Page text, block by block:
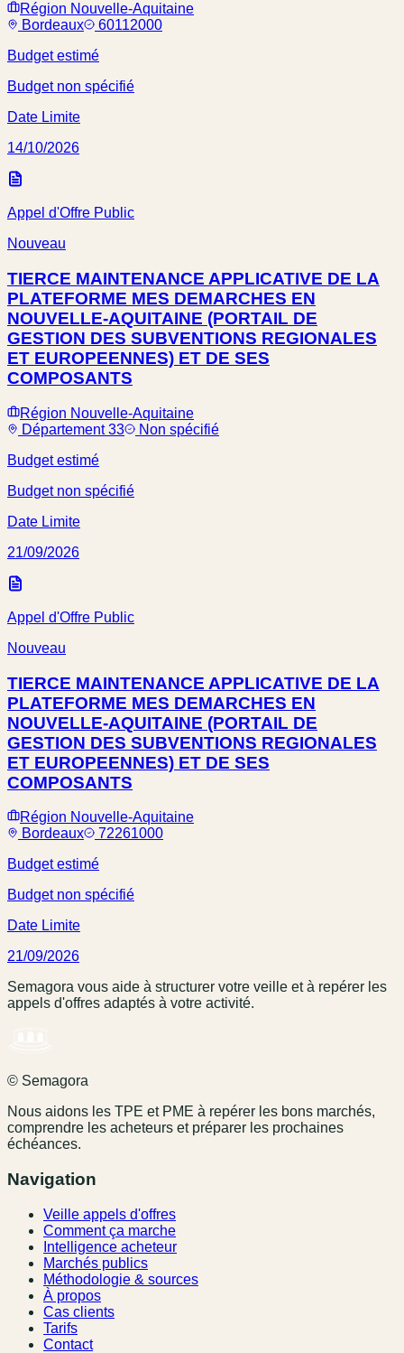
Région Nouvelle-Aquitaine
Bordeaux
60112000
Budget estimé
Budget non spécifié
Date Limite
14/10/2026
Appel d'Offre Public
Nouveau
TIERCE MAINTENANCE APPLICATIVE DE LA
PLATEFORME MES DEMARCHES EN
NOUVELLE-AQUITAINE (PORTAIL DE
GESTION DES SUBVENTIONS REGIONALES
ET EUROPEENNES) ET DE SES
COMPOSANTS
Région Nouvelle-Aquitaine
Département 33
Non spécifié
Budget estimé
Budget non spécifié
Date Limite
21/09/2026
Appel d'Offre Public
Nouveau
TIERCE MAINTENANCE APPLICATIVE DE LA
PLATEFORME MES DEMARCHES EN
NOUVELLE-AQUITAINE (PORTAIL DE
GESTION DES SUBVENTIONS REGIONALES
ET EUROPEENNES) ET DE SES
COMPOSANTS
Région Nouvelle-Aquitaine
Bordeaux
72261000
Budget estimé
Budget non spécifié
Date Limite
21/09/2026
Semagora vous aide à structurer votre veille et à repérer les
appels d'offres adaptés à votre activité.
© Semagora
Nous aidons les TPE et PME à repérer les bons marchés,
comprendre les acheteurs et préparer les prochaines
échéances.
Navigation
Veille appels d'offres
Comment ça marche
Intelligence acheteur
Marchés publics
Méthodologie & sources
À propos
Cas clients
Tarifs
Contact